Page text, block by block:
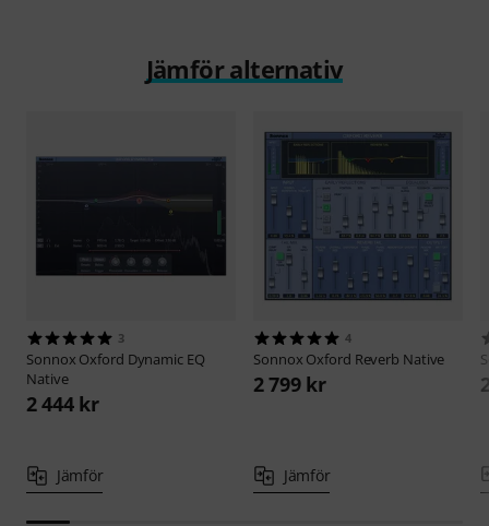
Jämför alternativ
3
Sonnox Oxford Dynamic EQ
Native
2 444 kr
Jämför
4
Sonnox Oxford Reverb Native
2 799 kr
Jämför